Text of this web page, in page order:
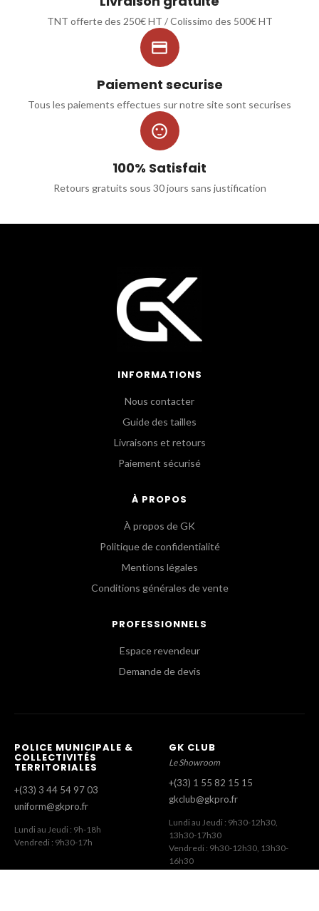
TNT offerte des 250€ HT / Colissimo des 500€ HT

Paiement securise
Tous les paiements effectues sur notre site sont securises

100% Satisfait
Retours gratuits sous 30 jours sans justification
INFORMATIONS
Nous contacter
Guide des tailles
Livraisons et retours
Paiement sécurisé
À PROPOS
À propos de GK
Politique de confidentialité
Mentions légales
Conditions générales de vente
PROFESSIONNELS
Espace revendeur
Demande de devis
POLICE MUNICIPALE &
COLLECTIVITÉS
TERRITORIALES
+(33) 3 44 54 97 03
uniform@gkpro.fr
Lundi au Jeudi : 9h-18h
Vendredi : 9h30-17h
GK CLUB
Le Showroom
+(33) 1 55 82 15 15
gkclub@gkpro.fr
Lundi au Jeudi : 9h30-12h30,
13h30-17h30
Vendredi : 9h30-12h30, 13h30-
16h30